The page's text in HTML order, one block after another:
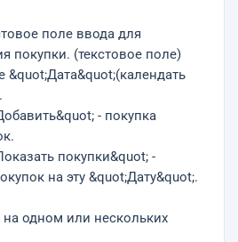
поле ввода для
покупки. (текстовое поле)
- покупка
покупки&quot; -
на эту &quot;Дату&quot;.
одном или нескольких